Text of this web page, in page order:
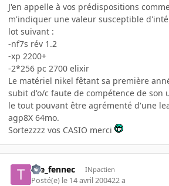
J'en appelle à vos prédispositions
m'indiquer une valeur susceptible
lot suivant :
-nf7s rév 1.2
-xp 2200+
-2*256 pc 2700 elixir
Le matériel nikel fêtant sa première
subit d'o/c faute de compétence de son
le tout pouvant être agrémenté d'une
agp8X 64mo.
Sortezzzz vos CASIO merci
the_fennec INpactien
Posté(e) le 14 avril 200422 a